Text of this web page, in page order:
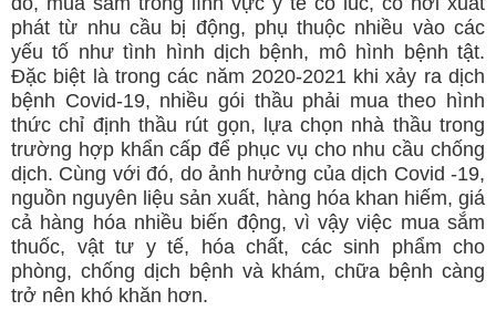
phát từ nhu cầu bị động, phụ thuộc nhiều vào các
yếu tố như tình hình dịch bệnh, mô hình bệnh tật.
Đặc biệt là trong các năm 2020-2021 khi xảy ra dịch
bệnh Covid-19, nhiều gói thầu phải mua theo hình
thức chỉ định thầu rút gọn, lựa chọn nhà thầu trong
trường hợp khẩn cấp để phục vụ cho nhu cầu chống
dịch. Cùng với đó, do ảnh hưởng của dịch Covid -19,
nguồn nguyên liệu sản xuất, hàng hóa khan hiếm, giá
cả hàng hóa nhiều biến động, vì vậy việc mua sắm
thuốc, vật tư y tế, hóa chất, các sinh phẩm cho
phòng, chống dịch bệnh và khám, chữa bệnh càng
trở nên khó khăn hơn.